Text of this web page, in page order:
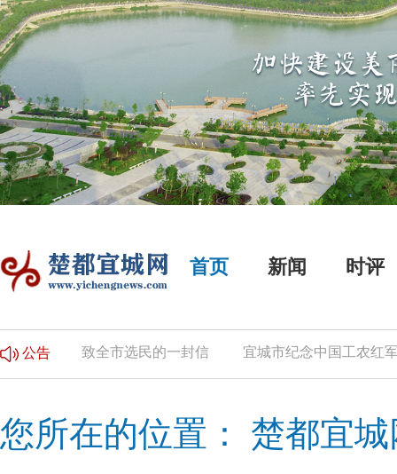
首页 新闻 时评
公告
公告 致全市选民的一封信 宜城市纪念中国工农红军
您所在的位置： 楚都宜城